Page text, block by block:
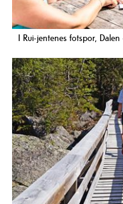
I Rui-jentenes fotspor,